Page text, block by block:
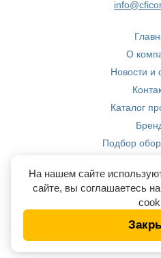
О
Новости и
Каталог
Подбор
На нашем сайте
сайте, вы соглашаетесь